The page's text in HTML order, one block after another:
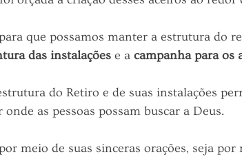
que possamos manter a estrutura do
das instalaçõese a campanha para os
do Retiro e de suas instalações
onde as pessoas possam buscar a Deus.
meio de suas sinceras orações, seja por